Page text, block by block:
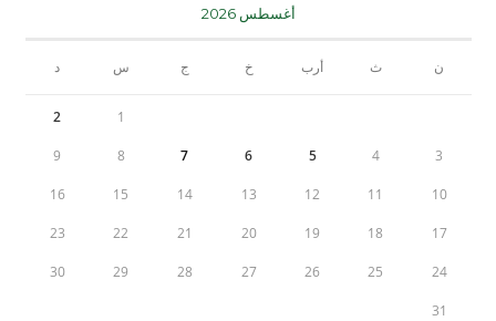
أغسطس 2026
ن ث أرب خ ج س د
1
2
3
4
5
6
7
8
9
10
11
12
13
14
15
16
17
18
19
20
21
22
23
24
25
26
27
28
29
30
31